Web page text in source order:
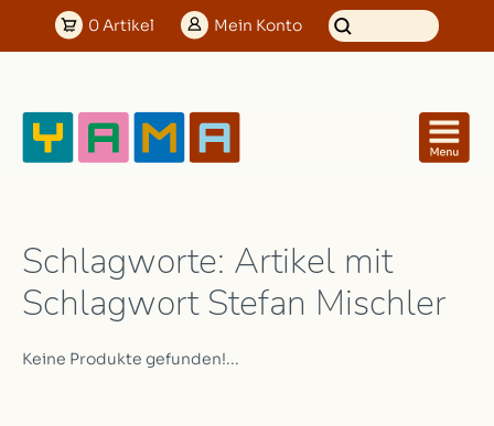
0Artikel Mein Konto
Schlagworte: Artikel mit
Schlagwort Stefan Mischler
Keine Produkte gefunden!...